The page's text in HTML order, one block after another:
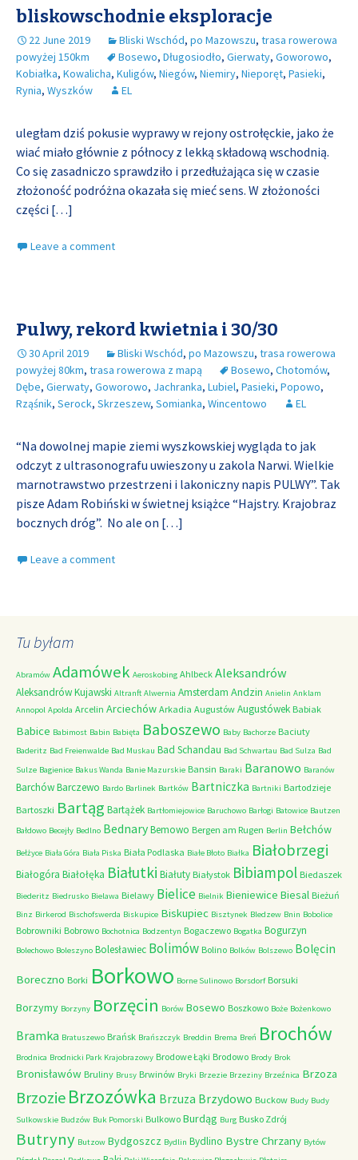
bliskowschodnie eksploracje
22 June 2019 Bliski Wschód, po Mazowszu, trasa rowerowa
powyżej 150km
Bosewo, Długosiodło, Gierwaty, Goworowo,
Kobiałka, Kowalicha, Kuligów, Niegów, Niemiry, Nieporęt, Pasieki,
Rynia, Wyszków EL
uległam dziś pokusie wyprawy w rejony ostrołęckie, jako że
wiać miało głównie z północy z lekką składową wschodnią.
Co się zasadniczo sprawdziło i przedłużająca się w czasie
złożoność podróżna okazała się mieć sens. W złożoności
części […]
Leave a comment
Pulwy, rekord kwietnia i 30/30
30 April 2019 Bliski Wschód, po Mazowszu, trasa rowerowa
powyżej 80km, trasa rowerowa z mapą Bosewo, Chotomów,
Dębe, Gierwaty, Goworowo, Jachranka, Lubiel, Pasieki, Popowo,
Rząśnik, Serock, Skrzeszew, Somianka, Wincentowo EL
“Na dowolnej mapie ziemi wyszkowskiej wygląda to jak
odczyt z ultrasonografu uwieszony u zakola Narwi. Wielkie
marnotrawstwo przestrzeni i lakoniczny napis PULWY”. Tak
pisze Adam Robiński w świetnej książce “Hajstry. Krajobraz
bocznych dróg”. No ale on […]
Leave a comment
Tu byłam
Abramów Adamówek Aeroskobing Ahlbeck Aleksandrów
Aleksandrów Kujawski Altranft Alwernia Amsterdam Andzin Anielin Anklam
Annopol Apolda Arcelin Arciechów Arkadia Augustów Augustówek Babiak
Babice Babimost Babin Babięta Baboszewo Baby Bachorze Baciuty
Baderitz Bad Freienwalde Bad Muskau Bad Schandau Bad Schwartau Bad Sulza Bad
Sulze Bagienice Bakus Wanda Banie Mazurskie Bansin Baraki Baranowo Baranów
BarchówBarczewo Bardo Barlinek Bartków Bartniczka Bartniki Bartodzieje
Bartoszki Bartąg Bartążek Bartłomiejowice Baruchowo Barłogi Batowice Bautzen
Bałdowo Becejły Bedlno BednaryBemowo Bergen am Rugen Berlin Bełchów
Bełżyce Biała Góra Biała Piska Biała Podlaska Białe Błoto Białka Białobrzegi
Białogóra Białołęka Białutki Białuty Białystok Bibiampol Biedaszek
Biederitz Biedrusko Bielawa Bielawy Bielice Bielnik Bieniewice Biesal Bieżuń
Binz Birkerod Bischofswerda Biskupice Biskupiec Bisztynek Bledzew Bnin Bobolice
Bobrowniki Bobrowo Bochotnica Bodzentyn Bogaczewo Bogatka Bogurzyn
Bolechowo Boleszyno Bolesławiec Bolimów Bolino Bolków Bolszewo Bolęcin
Boreczno Borki Borkowo Borne Sulinowo Borsdorf Borsuki
Borzymy Borzyny Borzęcin Borów Bosewo Boszkowo Boże Bożenkowo
Bramka Bratuszewo Brańsk Brańszczyk Breddin Brema Breń Brochów
Brodnica Brodnicki Park Krajobrazowy Brodowe Łąki Brodowo Brody Brok
Bronisławów Bruliny Brusy Brwinów Bryki Brzezie Brzeziny Brzeźnica Brzoza
Brzozie Brzozówka Brzuza Brzydowo Buckow Budy Budy
Sulkowskie Budzów Buk Pomorski Bulkowo Burdąg Burg Busko Zdrój
Butryny Butzow Bydgoszcz Bydlin Bydlino Bystre Chrzany Bytów